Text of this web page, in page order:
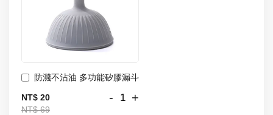
防濺不沾油 多功能矽膠漏斗
NT$ 20
NT$ 69
- +